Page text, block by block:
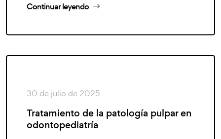
Continuar leyendo
30 de julio de 2025
Tratamiento de la patología pulpar en
odontopediatría